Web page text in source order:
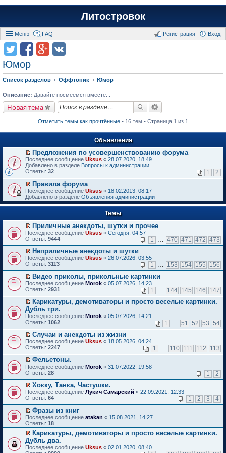
Литостровок
Меню FAQ Вход
Регистрация
Юмор
Список разделов Оффтопик Юмор
Описание: Давайте посмеёмся вместе...
Новая тема
Отметить темы как прочтённые • 16 тем • Страница 1 из 1
Объявления
П
е
р
й
т
и
к
п
в
о
м
у
н
е
п
р
о
ч
и
т
а
н
н
о
м
у
с
о
о
щ
н
и
ю
Предложения по усовершенствованию форума
Последнее сообщение Uksus « 28.07.2020, 18:49
Добавлено в разделе Вопросы к администрации
Ответы: 32 1 2
П
е
р
е
т
и
к
п
р
в
о
м
у
н
е
п
р
о
ч
и
т
а
н
н
о
м
у
с
о
б
щ
е
н
и
ю
Правила форума
Последнее сообщение Uksus « 18.02.2013, 08:17
Добавлено в разделе Объявления администрации
Темы
П
е
е
й
т
и
к
п
е
р
в
о
м
у
н
е
п
р
о
и
т
а
н
н
о
м
у
с
о
о
б
щ
е
н
и
Приличные анекдоты, шутки и прочее
Последнее сообщение Uksus « Сегодня, 04:57
Ответы: 9444 1 470 471 472 473
П
е
е
й
т
и
к
п
е
р
в
о
м
у
н
е
п
р
о
и
т
а
н
н
о
м
у
с
о
о
б
Неприличные анекдоты и шутки
Последнее сообщение Uksus « 26.07.2026, 03:55
Ответы: 3113 1 153 154 155 156
П
е
е
й
т
и
к
п
е
р
в
о
м
у
н
е
п
р
о
и
т
а
н
н
о
м
у
Видео приколы, прикольные картинки
Последнее сообщение Morok « 05.07.2026, 14:23
Ответы: 2931 1 144 145 146 147
П
е
р
е
й
т
и
к
п
е
р
в
о
м
у
н
е
п
р
о
ч
и
т
а
Карикатуры, демотиваторы и просто веселые картинки.
Дубль три.
Последнее сообщение Morok « 05.07.2026, 14:21
Ответы: 1062 1 51 52 53 54
П
е
е
т
и
к
п
е
р
в
о
м
у
н
е
п
р
Случаи и анекдоты из жизни
Последнее сообщение Uksus « 18.05.2026, 04:24
Ответы: 2247 1 110 111 112 113
П
е
е
й
т
и
к
п
е
р
в
м
у
Фельетоны.
Последнее сообщение Morok « 31.07.2022, 19:58
Ответы: 28 1 2
П
е
е
т
и
п
е
р
Хокку, Танка, Частушки.
Последнее сообщение Лукич Самарский « 22.09.2021, 12:33
Ответы: 64 1 2 3 4
П
е
р
е
й
т
и
Фразы из книг
Последнее сообщение atakan « 15.08.2021, 14:27
Ответы: 18
П
е
р
Карикатуры, демотиваторы и просто веселые картинки.
Дубль два.
Последнее сообщение Uksus « 02.01.2020, 08:40